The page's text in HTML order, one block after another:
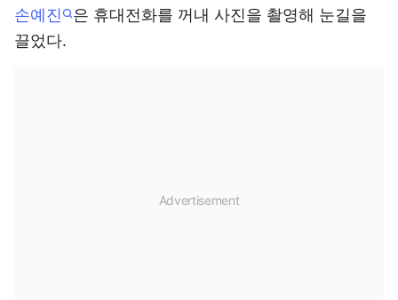
손예진
은 휴대전화를 꺼내 사진을 촬영해 눈길을
끌었다.